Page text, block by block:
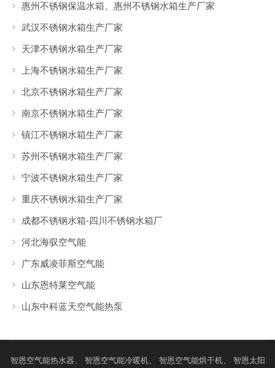
惠州不锈钢保温水箱、惠州不锈钢水箱生产厂家
武汉不锈钢水箱生产厂家
天津不锈钢水箱生产厂家
上海不锈钢水箱生产厂家
北京不锈钢水箱生产厂家
南京不锈钢水箱生产厂家
镇江不锈钢水箱生产厂家
苏州不锈钢水箱生产厂家
宁波不锈钢水箱生产厂家
重庆不锈钢水箱生产厂家
成都不锈钢水箱-四川不锈钢水箱厂
河北海驭空气能
广东威凌菲斯空气能
山东恩特莱空气能
山东中科蓝天空气能热泵
智恩空气能热水器、 智恩空气能冷暖机、 智恩空气能烘干机、 智恩太阳